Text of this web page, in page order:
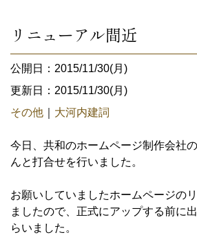
リニューアル間近
公開日：2015/11/30(月)
更新日：2015/11/30(月)
その他
大河内建詞
今日、共和のホームページ制作会社
んと打合せを行いました。
お願いしていましたホームページの
ましたので、正式にアップする前に
らいました。